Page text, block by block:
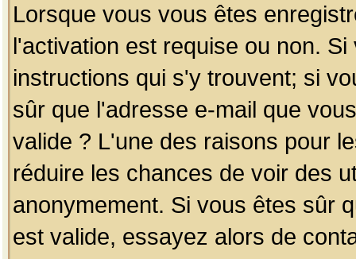
Lorsque vous vous êtes
l'activation est requise ou non.
instructions qui s'y trouvent; si
sûr que l'adresse e-mail que
valide ? L'une des raisons pour
réduire les chances de voir des
anonymement. Si vous êtes sûr
est valide, essayez alors de